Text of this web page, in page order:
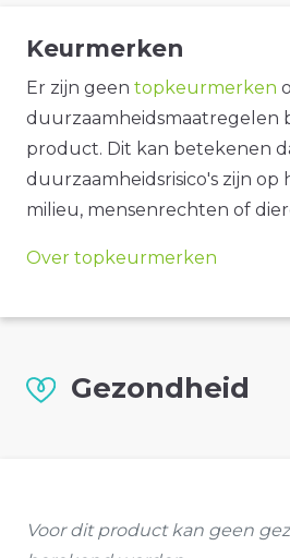
Keurmerken
Er zijn geen topkeurmerken
duurzaamheidsmaatregelen
product. Dit kan betekenen
duurzaamheidsrisico's zijn op
milieu, mensenrechten of
Over topkeurmerken
Gezondheid
Voor dit product kan geen